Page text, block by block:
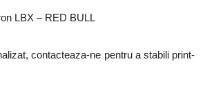
LBX – RED BULL
contacteaza-ne pentru a stabili print-